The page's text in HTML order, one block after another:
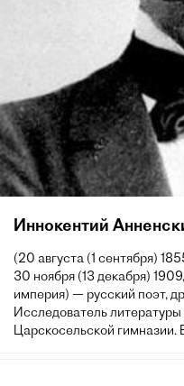
Иннокентий
(20 августа (1 сентября)
30 ноября (13 декабря)
империя) — русский поэт,
Исследователь
Царскосельской гимназии.